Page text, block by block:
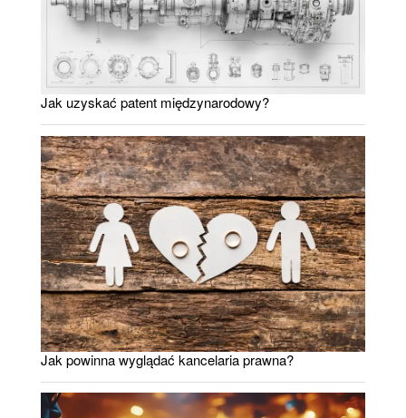
Jak uzyskać patent międzynarodowy?
Jak powinna wyglądać kancelaria prawna?